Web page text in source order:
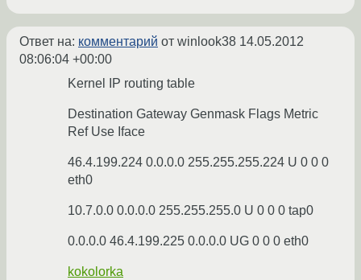
Ответ на: комментарий от winlook38 14.05.2012
08:06:04 +00:00
Kernel IP routing table
Destination Gateway Genmask Flags Metric
Ref Use Iface
46.4.199.224 0.0.0.0 255.255.255.224 U 0 0 0
eth0
10.7.0.0 0.0.0.0 255.255.255.0 U 0 0 0 tap0
0.0.0.0 46.4.199.225 0.0.0.0 UG 0 0 0 eth0
kokolorka